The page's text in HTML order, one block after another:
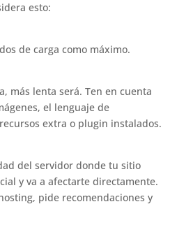
esto:
de carga como máximo.
más lenta será. Ten en cuenta
el lenguaje de
extra o plugin instalados.
del servidor donde tu sitio
y va a afectarte directamente.
pide recomendaciones y